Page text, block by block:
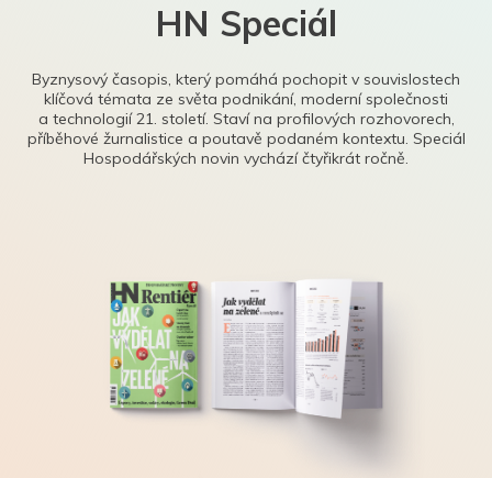
HN Speciál
Byznysový časopis, který pomáhá pochopit v souvislostech
klíčová témata ze světa podnikání, moderní společnosti
a technologií 21. století. Staví na profilových rozhovorech,
příběhové žurnalistice a poutavě podaném kontextu. Speciál
Hospodářských novin vychází čtyřikrát ročně.